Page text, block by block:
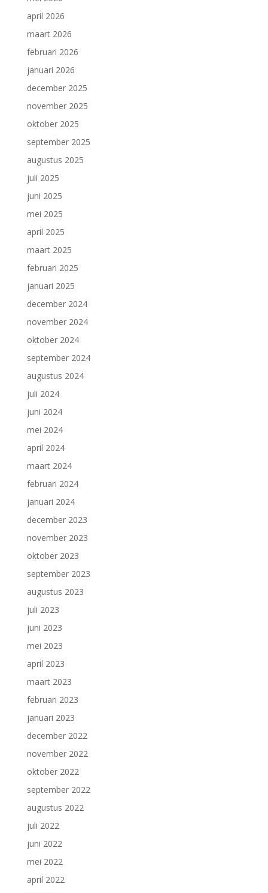
april 2026
maart 2026
februari 2026
januari 2026
december 2025
november 2025
oktober 2025
september 2025
augustus 2025
juli 2025
juni 2025
mei 2025
april 2025
maart 2025
februari 2025
januari 2025
december 2024
november 2024
oktober 2024
september 2024
augustus 2024
juli 2024
juni 2024
mei 2024
april 2024
maart 2024
februari 2024
januari 2024
december 2023
november 2023
oktober 2023
september 2023
augustus 2023
juli 2023
juni 2023
mei 2023
april 2023
maart 2023
februari 2023
januari 2023
december 2022
november 2022
oktober 2022
september 2022
augustus 2022
juli 2022
juni 2022
mei 2022
april 2022